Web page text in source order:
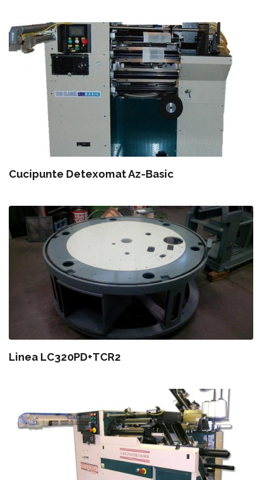
Cucipunte Detexomat Az-Basic
Linea LC320PD+TCR2